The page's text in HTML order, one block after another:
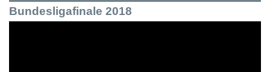
Bundesligafinale 2018